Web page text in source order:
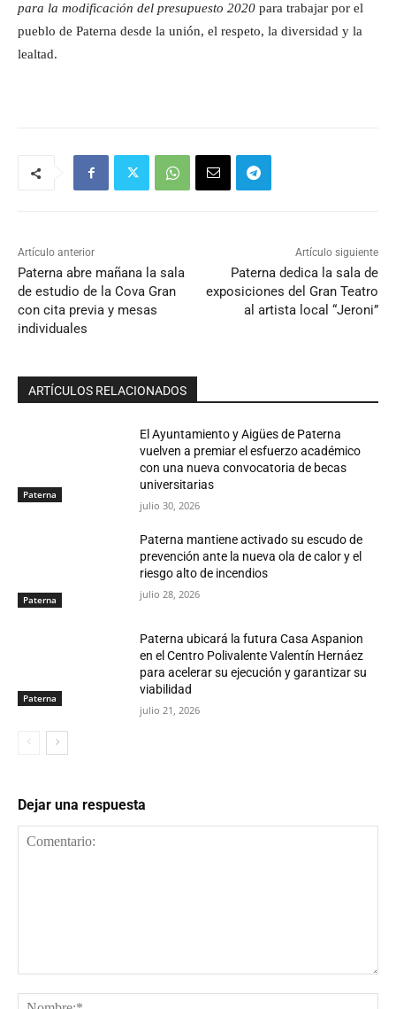
para la modificación del presupuesto 2020 para trabajar por el
pueblo de Paterna desde la unión, el respeto, la diversidad y la
lealtad.
Artículo anterior
Paterna abre mañana la sala
de estudio de la Cova Gran
con cita previa y mesas
individuales
Artículo siguiente
Paterna dedica la sala de
exposiciones del Gran Teatro
al artista local “Jeroni”
ARTÍCULOS RELACIONADOS
Paterna
El Ayuntamiento y Aigües de Paterna
vuelven a premiar el esfuerzo académico
con una nueva convocatoria de becas
universitarias
julio 30, 2026
Paterna
Paterna mantiene activado su escudo de
prevención ante la nueva ola de calor y el
riesgo alto de incendios
julio 28, 2026
Paterna
Paterna ubicará la futura Casa Aspanion
en el Centro Polivalente Valentín Hernáez
para acelerar su ejecución y garantizar su
viabilidad
julio 21, 2026
Dejar una respuesta